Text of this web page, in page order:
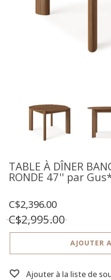
LISTE
SOUHAITS
TABLE À DÎNER
RONDE 47'' par
C$2,396.00
C$2,995.00
AJOUTER
Ajouter à la liste de